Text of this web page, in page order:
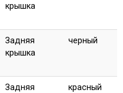
крышка
Задняя
крышка
черный
Задняя
красный